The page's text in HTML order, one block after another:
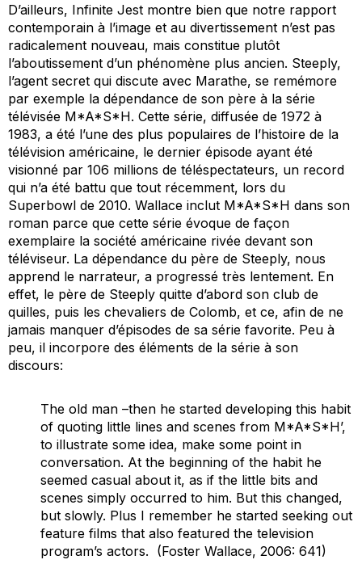
D’ailleurs, Infinite Jest montre bien que notre rapport
contemporain à l’image et au divertissement n’est pas
radicalement nouveau, mais constitue plutôt
l’aboutissement d’un phénomène plus ancien. Steeply,
l’agent secret qui discute avec Marathe, se remémore
par exemple la dépendance de son père à la série
télévisée M*A*S*H. Cette série, diffusée de 1972 à
1983, a été l’une des plus populaires de l’histoire de la
télévision américaine, le dernier épisode ayant été
visionné par 106 millions de téléspectateurs, un record
qui n’a été battu que tout récemment, lors du
Superbowl de 2010. Wallace inclut M*A*S*H dans son
roman parce que cette série évoque de façon
exemplaire la société américaine rivée devant son
téléviseur. La dépendance du père de Steeply, nous
apprend le narrateur, a progressé très lentement. En
effet, le père de Steeply quitte d’abord son club de
quilles, puis les chevaliers de Colomb, et ce, afin de ne
jamais manquer d’épisodes de sa série favorite. Peu à
peu, il incorpore des éléments de la série à son
discours:
The old man –then he started developing this habit
of quoting little lines and scenes from M*A*S*H’,
to illustrate some idea, make some point in
conversation. At the beginning of the habit he
seemed casual about it, as if the little bits and
scenes simply occurred to him. But this changed,
but slowly. Plus I remember he started seeking out
feature films that also featured the television
program’s actors. (Foster Wallace, 2006: 641)